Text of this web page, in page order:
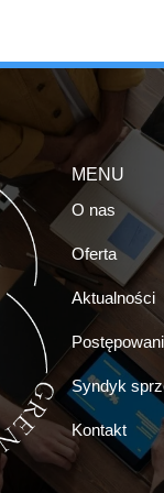
MENU
O nas
Oferta
Aktualności
Syndyk
Kontakt